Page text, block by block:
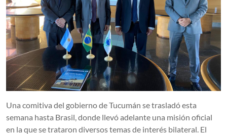
Una comitiva del gobierno de Tucumán se trasladó esta
semana hasta Brasil, donde llevó adelante una misión oficial
en la que se trataron diversos temas de interés bilateral. El